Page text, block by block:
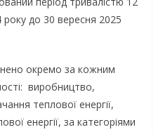
року до 30 вересня 2025
окремо за кожним
виробництво,
теплової енергії,
енергії, за категоріями